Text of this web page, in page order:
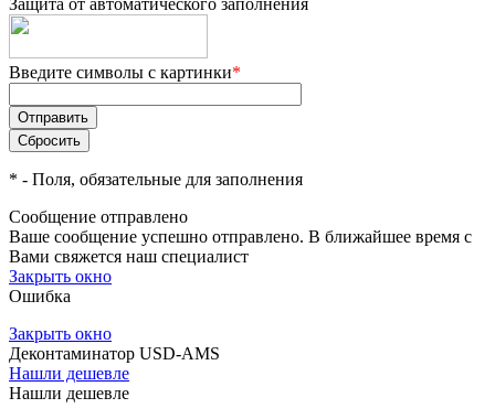
Введите символы с картинки*
* - Поля, обязательные для заполнения
Сообщение отправлено
Ваше сообщение успешно отправлено. В ближайшее время с
Вами свяжется наш специалист
Закрыть окно
Ошибка
Закрыть окно
Деконтаминатор USD-AMS
Нашли дешевле
Нашли дешевле